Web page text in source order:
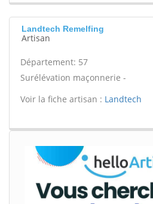
Landtech Remelfing
Artisan
Département: 57
Surélévation maçonnerie -
Voir la fiche artisan : Landtech